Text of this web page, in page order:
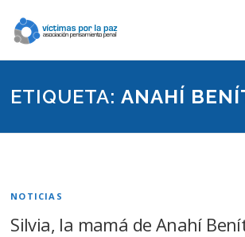
contenido
ETIQUETA:ANAHÍ
NOTICIAS
Silvia, la mamá de Anahí